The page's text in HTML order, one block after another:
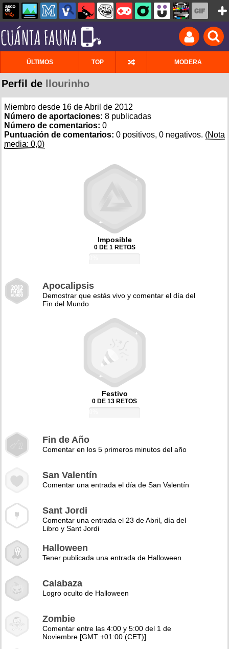
ÚLTIMOS TOP MODERA
Perfil de llourinho
Miembro desde 16 de Abril de 2012
Número de aportaciones: 8 publicadas
Número de comentarios: 0
Puntuación de comentarios: 0 positivos, 0 negativos. (Nota
media: 0,0)
Imposible
0 DE 1 RETOS
Apocalipsis
Demostrar que estás vivo y comentar el día del
Fin del Mundo
Festivo
0 DE 13 RETOS
Fin de Año
Comentar en los 5 primeros minutos del año
San Valentín
Comentar una entrada el día de San Valentín
Sant Jordi
Comentar una entrada el 23 de Abril, día del
Libro y Sant Jordi
Halloween
Tener publicada una entrada de Halloween
Calabaza
Logro oculto de Halloween
Zombie
Comentar entre las 4:00 y 5:00 del 1 de
Noviembre [GMT +01:00 (CET)]